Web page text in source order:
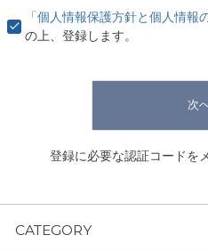
)
「個人情報保護方針と個人情報
の上、登録します。
次
登録に必要な認証コードを
CATEGORY